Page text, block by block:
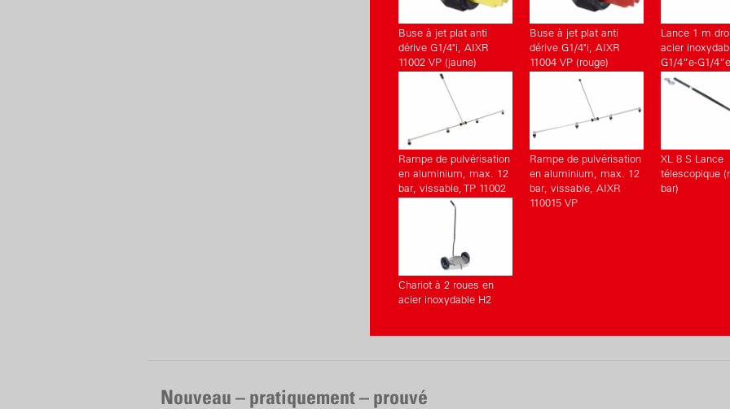
Ligne
Buse à jet plat anti
dérive G1/4"i, AIXR
11002 VP (jaune)
(Accessoires)
Buse à jet plat anti
dérive G1/4"i, AIXR
11004 VP (rouge)
(Accessoires)
Lance 1 m
acier
G1/4”e-G1/4”e
(Accessoires)
Rampe de pulvérisation
en aluminium, max. 12
bar, vissable, TP 11002
Rampe de pulvérisation
en aluminium, max. 12
bar, vissable, AIXR
110015 VP
XL 8 S Lance
télescopique
bar)
Chariot à 2 roues en
acier inoxydable H2
Nouveau – pratiquement – prouvé